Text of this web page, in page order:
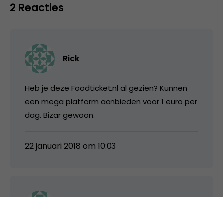
2 Reacties
Rick
Heb je deze Foodticket.nl al gezien? Kunnen
een mega platform aanbieden voor 1 euro per
dag. Bizar gewoon.
22 januari 2018 om 10:03